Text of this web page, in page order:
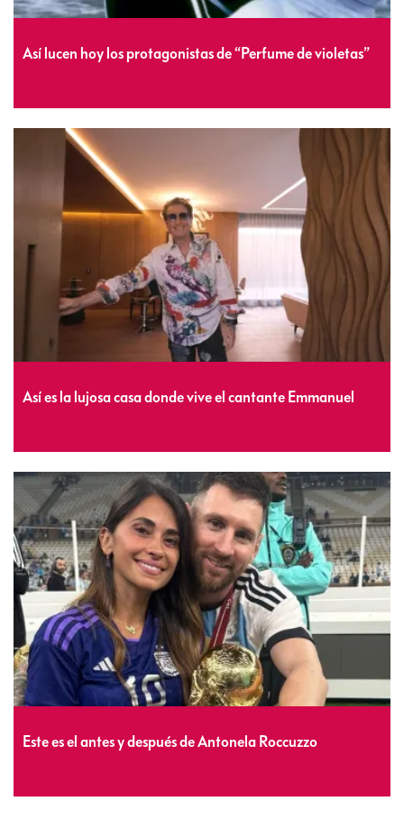
Así lucen hoy los protagonistas de “Perfume de violetas”
Así es la lujosa casa donde vive el cantante Emmanuel
Este es el antes y después de Antonela Roccuzzo